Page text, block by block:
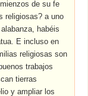
de su fe
religiosas? a uno
habéis
E incluso en
religiosas son
trabajos
tierras
y ampliar los